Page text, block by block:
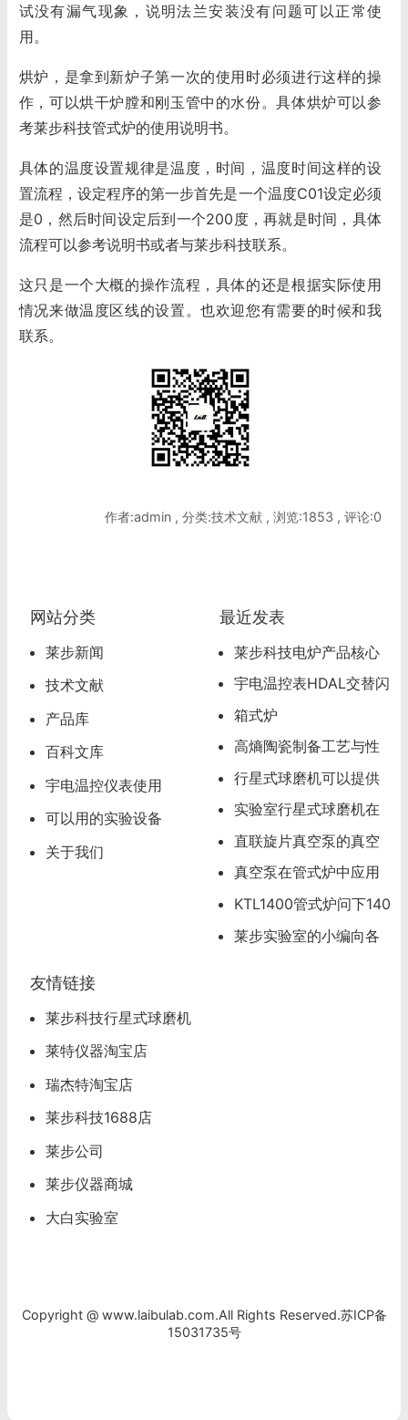
试没有漏气现象，说明法兰安装没有问题可以正常使
用。
烘炉，是拿到新炉子第一次的使用时必须进行这样的操
作，可以烘干炉膛和刚玉管中的水份。具体烘炉可以参
考莱步科技管式炉的使用说明书。
具体的温度设置规律是温度，时间，温度时间这样的设
置流程，设定程序的第一步首先是一个温度C01设定必须
是0，然后时间设定后到一个200度，再就是时间，具体
流程可以参考说明书或者与莱步科技联系。
这只是一个大概的操作流程，具体的还是根据实际使用
情况来做温度区线的设置。也欢迎您有需要的时候和我
联系。
作者:admin , 分类:技术文献 , 浏览:1853 , 评论:0
网站分类
莱步新闻
技术文献
产品库
百科文库
宇电温控仪表使用
可以用的实验设备
关于我们
最近发表
莱步科技电炉产品核心
超级卖点
宇电温控表HDAL交替闪
烁，超温报警怎么办
箱式炉
高熵陶瓷制备工艺与性
能分析
行星式球磨机可以提供
试磨服务
实验室行星式球磨机在
材料研发领域的应用
直联旋片真空泵的真空
度可以达到多少
真空泵在管式炉中应用
应该注意的问题
KTL1400管式炉问下140
0度管式炉怎么操作
莱步实验室的小编向各
友情链接
莱步科技行星式球磨机
莱特仪器淘宝店
瑞杰特淘宝店
莱步科技1688店
莱步公司
莱步仪器商城
大白实验室
Copyright @ www.laibulab.com.All Rights Reserved.苏ICP备
15031735号